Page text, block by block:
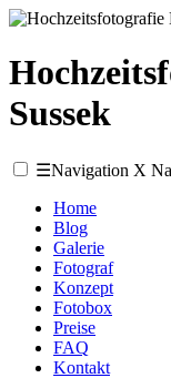
Sussek
☰Navigation X
Home
Blog
Galerie
Fotograf
Konzept
Fotobox
Preise
FAQ
Kontakt